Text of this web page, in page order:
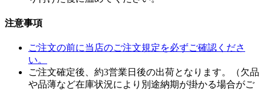
注意事項
ご注文の前に当店のご注文規定を必ずご確認くださ
い。
ご注文確定後、約3営業日後の出荷となります。（欠品
や品薄など在庫状況により別途納期が掛かる場合がご